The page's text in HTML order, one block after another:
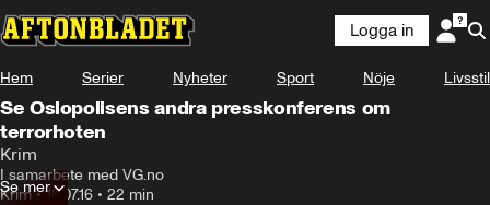
Logga in
Hem Serier Nyheter Sport Nöje Livsstil
Se Oslopolisens andra presskonferens om
terrorhoten
Krim
I samarbete med VG.no
Krim•18.07.16 • 22 min
Se mer